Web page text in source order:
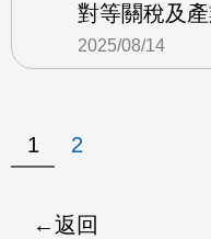
對等關稅及
2025/08/14
1 2
返回